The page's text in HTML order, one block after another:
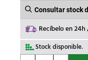
Consultar stock
Recíbelo en
Stock disponible.